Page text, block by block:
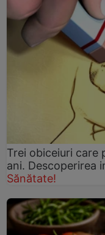
Trei obiceiuri care
ani. Descoperirea
Sănătate!